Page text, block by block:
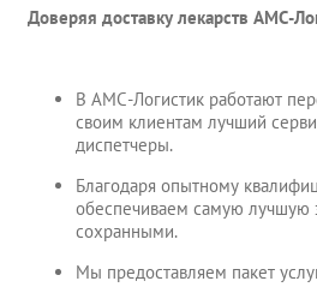
Доверяя доставку лекарств АМС-
В АМС-Логистик работают
своим клиентам лучший
диспетчеры.
Благодаря опытному
обеспечиваем самую лучшую
сохранными.
Мы предоставляем пакет